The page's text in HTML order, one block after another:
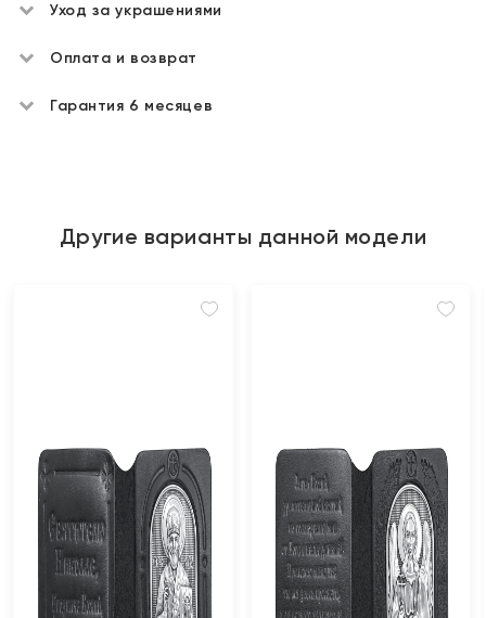
Уход за украшениями
Оплата и возврат
Гарантия 6 месяцев
Другие варианты данной модели